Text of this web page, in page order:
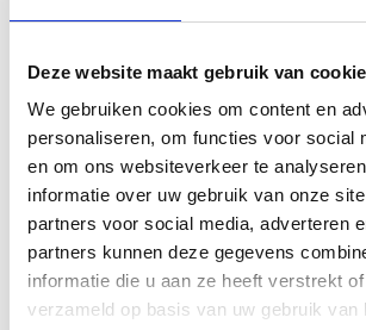
Deze website maakt gebruik van
We gebruiken cookies om content en
personaliseren, om functies voor social
en om ons websiteverkeer te
informatie over uw gebruik van onze
partners voor social media, adverteren
partners kunnen deze gegevens
informatie die u aan ze heeft verstrekt
verzameld op basis van uw gebruik van
woonruimtes onderhouden kan
vooral als er een extra woning
Afstemming en communicatie:
afspraken over de financiën, het
de opvoeding zijn essentieel.
Emotionele belasting: sommige
het moeilijk om een gedeelde